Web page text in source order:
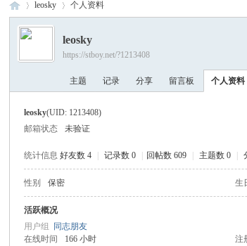
›
leosky 个人资料
leosky
https://stboy.net/?1213408
主题 记录 分享 留言板 个人资料
leosky(UID: 1213408)
邮箱状态
未验证
统计信息 好友数 4 记录数 0 回帖数 609 主题数 0
性别 保密 生
活跃概况
用户组
同志朋友
在线时间
166 小时 注